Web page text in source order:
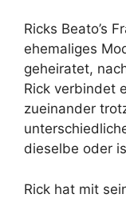
Ricks Beato’s
ehemaliges
geheiratet,
Rick verbindet
zueinander
dieselbe oder
Rick hat mit